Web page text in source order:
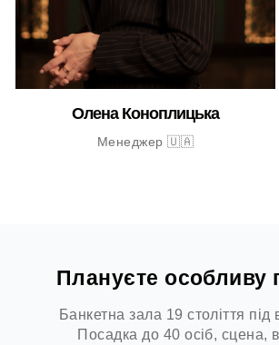
Олена Коноплицька
Менеджер 🇺🇦
Плануєте особливу
Банкетна зала 19 століття під
Посадка до 40 осіб, сцена,